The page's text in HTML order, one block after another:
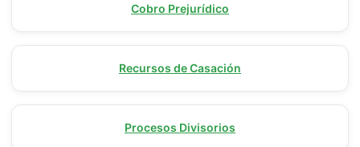
Cobro Prejurídico
Recursos de Casación
Procesos Divisorios